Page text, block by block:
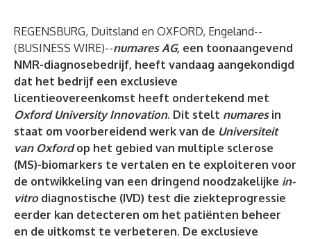
REGENSBURG, Duitsland en OXFORD, Engeland--
(BUSINESS WIRE)--numares AG, een toonaangevend
NMR-diagnosebedrijf, heeft vandaag aangekondigd
dat het bedrijf een exclusieve
licentieovereenkomst heeft ondertekend met
Oxford University Innovation. Dit stelt numaresin
staat om voorbereidend werk van de Universiteit
van Oxfordop het gebied van multiple sclerose
(MS)-biomarkers te vertalen en te exploiteren voor
de ontwikkeling van een dringend noodzakelijke in-
vitrodiagnostische (IVD) test die ziekteprogressie
eerder kan detecteren om het patiënten beheer
en de uitkomst te verbeteren. De exclusieve